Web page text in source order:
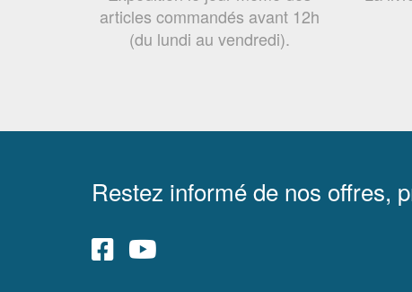
articles commandés avant 12h
(du lundi au vendredi).
Restez informé de nos offres,